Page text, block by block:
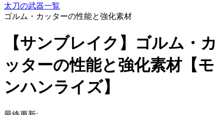
太刀の武器一覧
ゴルム・カッターの性能と強化素材
【サンブレイク】ゴルム・カ
ッターの性能と強化素材【モ
ンハンライズ】